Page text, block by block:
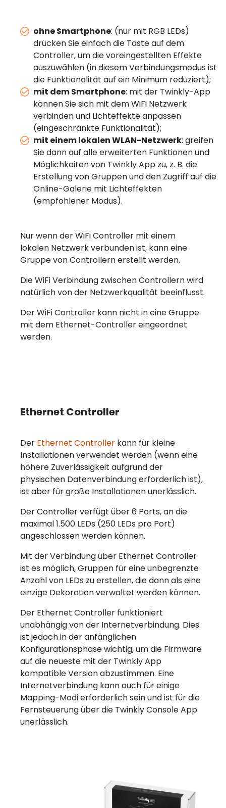
ohne Smartphone: (nur mit RGB LEDs)
drücken Sie einfach die Taste auf dem
Controller, um die voreingestellten Effekte
auszuwählen (in diesem Verbindungsmodus ist
die Funktionalität auf ein Minimum reduziert);
mit dem Smartphone: mit der Twinkly-App
können Sie sich mit dem WiFi Netzwerk
verbinden und Lichteffekte anpassen
(eingeschränkte Funktionalität);
mit einem lokalen WLAN-Netzwerk: greifen
Sie dann auf alle erweiterten Funktionen und
Möglichkeiten von Twinkly App zu, z. B. die
Erstellung von Gruppen und den Zugriff auf die
Online-Galerie mit Lichteffekten
(empfohlener Modus).
Nur wenn der WiFi Controller mit einem
lokalen Netzwerk verbunden ist, kann eine
Gruppe von Controllern erstellt werden.
Die WiFi Verbindung zwischen Controllern wird
natürlich von der Netzwerkqualität beeinflusst.
Der WiFi Controller kann nicht in eine Gruppe
mit dem Ethernet-Controller eingeordnet
werden.
Ethernet Controller
Der Ethernet Controller kann für kleine
Installationen verwendet werden (wenn eine
höhere Zuverlässigkeit aufgrund der
physischen Datenverbindung erforderlich ist),
ist aber für große Installationen unerlässlich.
Der Controller verfügt über 6 Ports, an die
maximal 1.500 LEDs (250 LEDs pro Port)
angeschlossen werden können.
Mit der Verbindung über Ethernet Controller
ist es möglich, Gruppen für eine unbegrenzte
Anzahl von LEDs zu erstellen, die dann als eine
einzige Dekoration verwaltet werden können.
Der Ethernet Controller funktioniert
unabhängig von der Internetverbindung. Dies
ist jedoch in der anfänglichen
Konfigurationsphase wichtig, um die Firmware
auf die neueste mit der Twinkly App
kompatible Version abzustimmen. Eine
Internetverbindung kann auch für einige
Mapping-Modi erforderlich sein und ist für die
Fernsteuerung über die Twinkly Console App
unerlässlich.